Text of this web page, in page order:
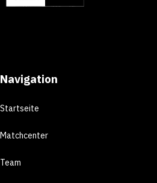
Navigation
Startseite
Matchcenter
Team